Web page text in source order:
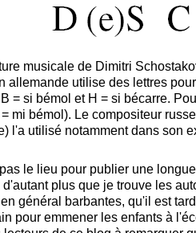
musicale de Dimitri
allemande utilise des lettres
= si bémol et H = si bécarre.
mi bémol). Le compositeur
l'a utilisé notamment dans son
le lieu pour publier une
d'autant plus que je trouve les
général barbantes, qu'il est
pour emmener les enfants à